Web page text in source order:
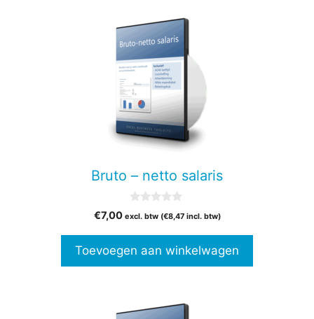
Bruto – netto salaris
v
5
€7,00 excl. btw (€8,47incl. btw)
Toevoegen aan winkelwagen